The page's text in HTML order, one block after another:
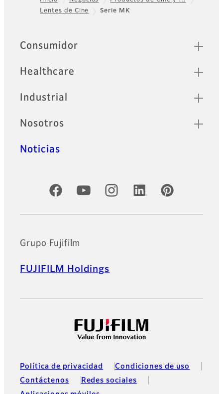
FooterLentes de Cine
Serie MK
Sitemap
Consumidor
Healthcare
Industrial
Nosotros
Noticias
Cuentas oficiales de redes sociales
Grupo Fujifilm
FUJIFILM Holdings
Política de privacidad
Condiciones de uso
Contáctenos
Redes sociales